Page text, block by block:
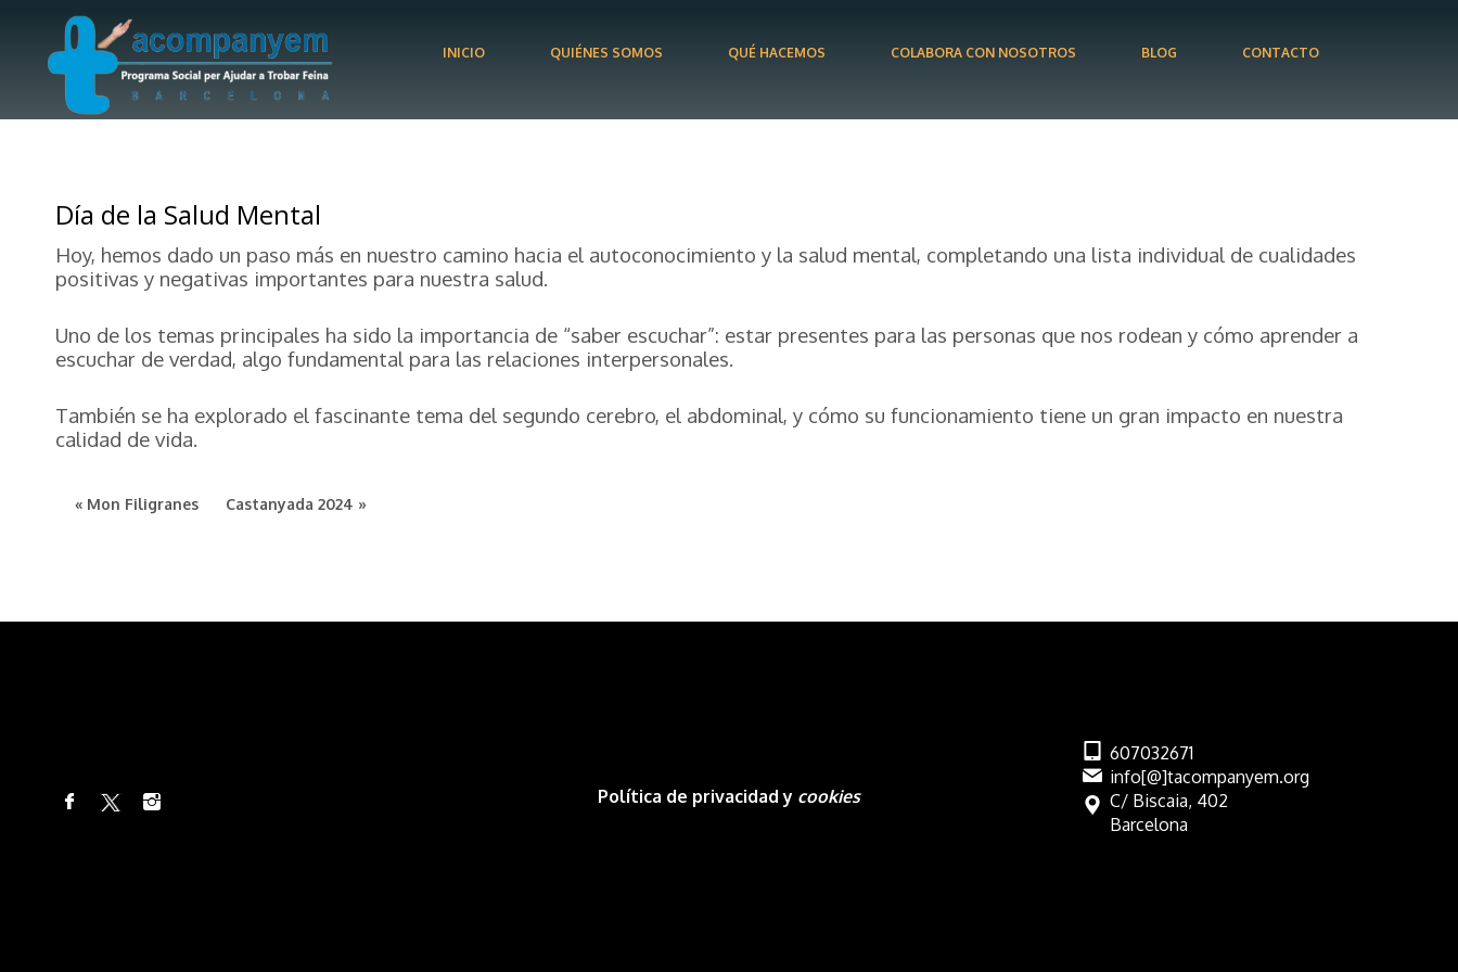
INICIO QUIÉNES SOMOS QUÉ HACEMOS COLABORA CON NOSOTROS BLOG CONTACTO
Día de la Salud Mental
Hoy, hemos dado un paso más en nuestro camino hacia el autoconocimiento y la salud mental, completando una lista individual de cualidades
positivas y negativas importantes para nuestra salud.
Uno de los temas principales ha sido la importancia de “saber escuchar”: estar presentes para las personas que nos rodean y cómo aprender a
escuchar de verdad, algo fundamental para las relaciones interpersonales.
También se ha explorado el fascinante tema del segundo cerebro, el abdominal, y cómo su funcionamiento tiene un gran impacto en nuestra
calidad de vida.
« Mon Filigranes Castanyada 2024 »
Política de privacidad y cookies
607032671
info[@]tacompanyem.org
C/ Biscaia, 402
Barcelona